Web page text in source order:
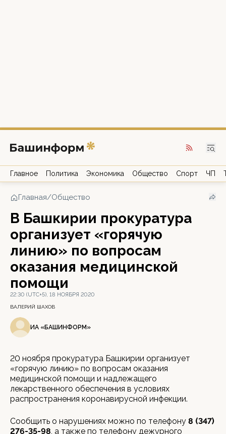
Главное Политика Экономика Общество Спорт ЧП
Главная/Общество
В Башкирии прокуратура
организует «горячую
линию» по вопросам
оказания медицинской
помощи
22:30 (UTC+5), 18 НОЯБРЯ 2020
ВАЛЕРИЙ ШАХОВ
ИА «БАШИНФОРМ»
20 ноября прокуратура Башкирии организует
«горячую линию» по вопросам оказания
медицинской помощи и надлежащего
лекарственного обеспечения в условиях
распространения коронавирусной инфекции.
Сообщить о нарушениях можно по телефону 8 (347)
276-35-98, а также по телефону дежурного